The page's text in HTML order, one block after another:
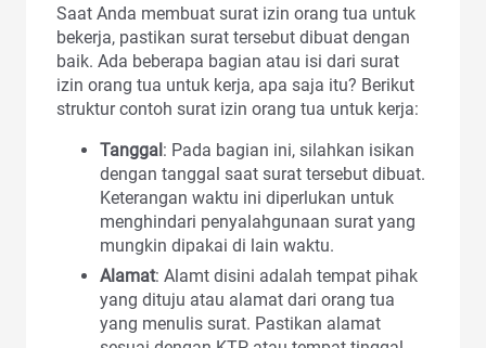
Saat Anda membuat surat izin orang tua untuk
bekerja, pastikan surat tersebut dibuat dengan
baik. Ada beberapa bagian atau isi dari surat
izin orang tua untuk kerja, apa saja itu? Berikut
struktur contoh surat izin orang tua untuk kerja:
Tanggal: Pada bagian ini, silahkan isikan
dengan tanggal saat surat tersebut dibuat.
Keterangan waktu ini diperlukan untuk
menghindari penyalahgunaan surat yang
mungkin dipakai di lain waktu.
Alamat: Alamt disini adalah tempat pihak
yang dituju atau alamat dari orang tua
yang menulis surat. Pastikan alamat